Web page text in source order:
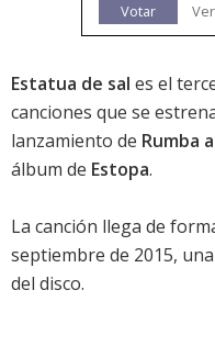
Votar
Estatua de sal es el
canciones que se
lanzamiento de Rumba
álbum de Estopa.
La canción llega de
septiembre de 2015,
del disco.